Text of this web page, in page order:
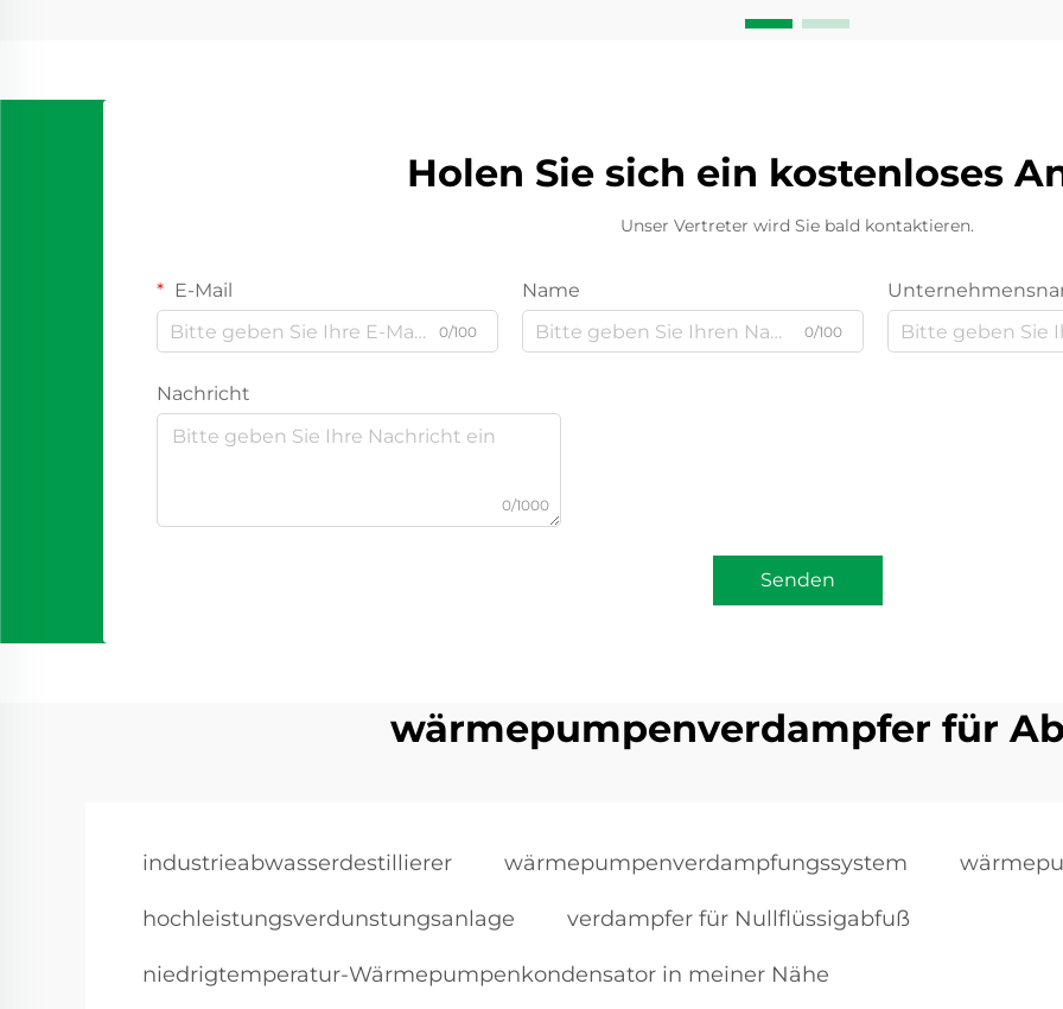
Holen Sie sich ein kostenloses
Unser Vertreter wird Sie bald kontaktieren.
E-Mail
0/100
Name
0/100
Nachricht
0/1000
Senden
wärmepumpenverdampfer für
industrieabwasserdestillierer wärmepumpenverdampfungssystem
hochleistungsverdunstungsanlage verdampfer für Nullflüssigabfuß
niedrigtemperatur-Wärmepumpenkondensator in meiner Nähe